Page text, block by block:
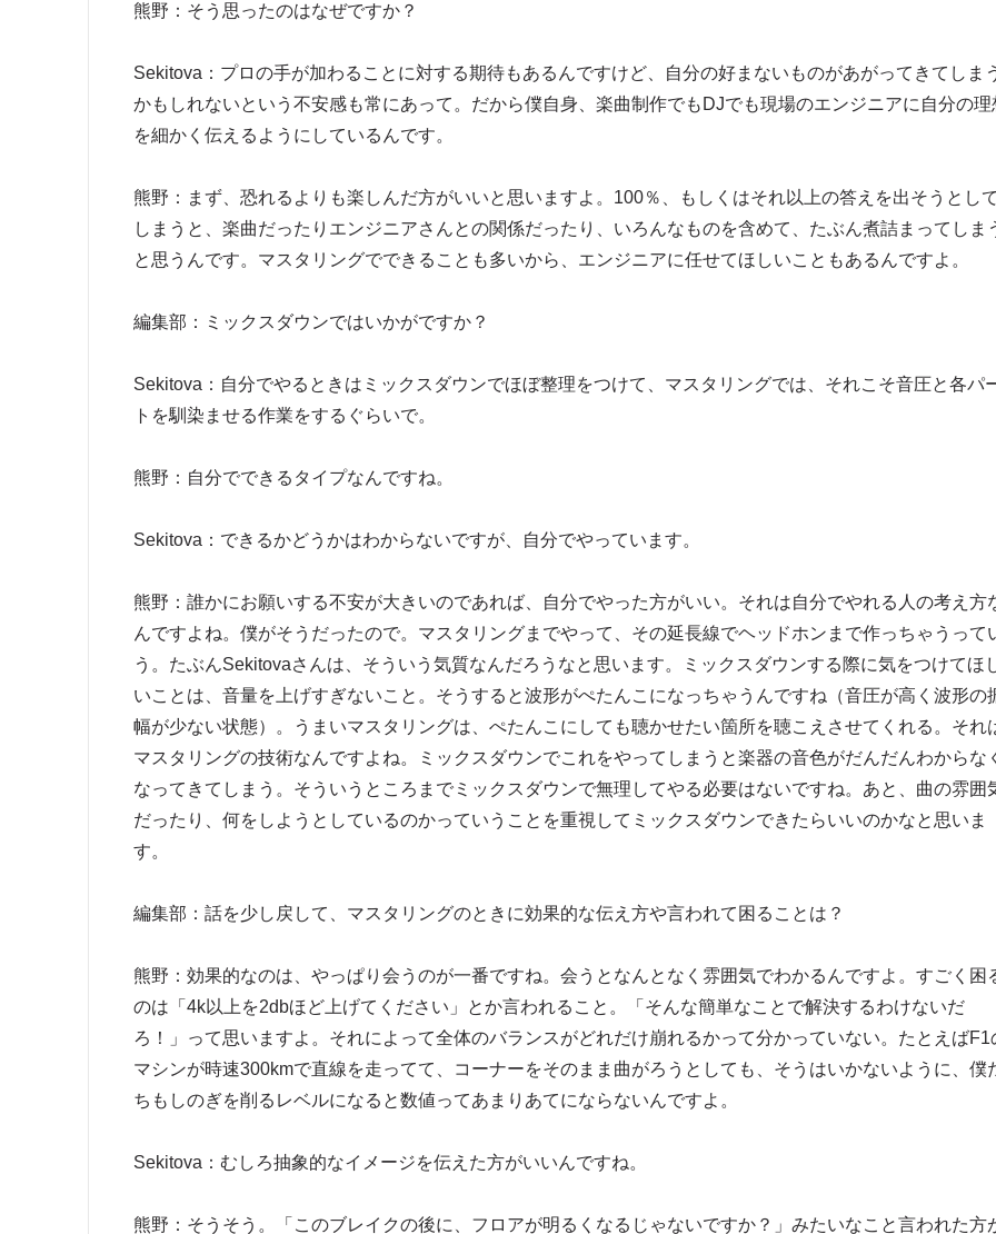
熊野：そう思ったのはなぜですか？
Sekitova：プロの手が加わることに対する期待もあるんですけど、自分の好まないものがあがってきてしま
かもしれないという不安感も常にあって。だから僕自身、楽曲制作でもDJでも現場のエンジニアに自分の理
を細かく伝えるようにしているんです。
熊野：まず、恐れるよりも楽しんだ方がいいと思いますよ。100％、もしくはそれ以上の答えを出そうとして
しまうと、楽曲だったりエンジニアさんとの関係だったり、いろんなものを含めて、たぶん煮詰まってしま
と思うんです。マスタリングでできることも多いから、エンジニアに任せてほしいこともあるんですよ。
編集部：ミックスダウンではいかがですか？
Sekitova：自分でやるときはミックスダウンでほぼ整理をつけて、マスタリングでは、それこそ音圧と各パ
トを馴染ませる作業をするぐらいで。
熊野：自分でできるタイプなんですね。
Sekitova：できるかどうかはわからないですが、自分でやっています。
熊野：誰かにお願いする不安が大きいのであれば、自分でやった方がいい。それは自分でやれる人の考え方
んですよね。僕がそうだったので。マスタリングまでやって、その延長線でヘッドホンまで作っちゃうって
う。たぶんSekitovaさんは、そういう気質なんだろうなと思います。ミックスダウンする際に気をつけてほ
いことは、音量を上げすぎないこと。そうすると波形がぺたんこになっちゃうんですね（音圧が高く波形の
幅が少ない状態）。うまいマスタリングは、ぺたんこにしても聴かせたい箇所を聴こえさせてくれる。それ
マスタリングの技術なんですよね。ミックスダウンでこれをやってしまうと楽器の音色がだんだんわからな
なってきてしまう。そういうところまでミックスダウンで無理してやる必要はないですね。あと、曲の雰囲
だったり、何をしようとしているのかっていうことを重視してミックスダウンできたらいいのかなと思いま
す。
編集部：話を少し戻して、マスタリングのときに効果的な伝え方や言われて困ることは？
熊野：効果的なのは、やっぱり会うのが一番ですね。会うとなんとなく雰囲気でわかるんですよ。すごく困
のは「4k以上を2dbほど上げてください」とか言われること。「そんな簡単なことで解決するわけないだ
ろ！」って思いますよ。それによって全体のバランスがどれだけ崩れるかって分かっていない。たとえばF1
マシンが時速300kmで直線を走ってて、コーナーをそのまま曲がろうとしても、そうはいかないように、僕
ちもしのぎを削るレベルになると数値ってあまりあてにならないんですよ。
Sekitova：むしろ抽象的なイメージを伝えた方がいいんですね。
熊野：そうそう。「このブレイクの後に、フロアが明るくなるじゃないですか？」みたいなこと言われた方